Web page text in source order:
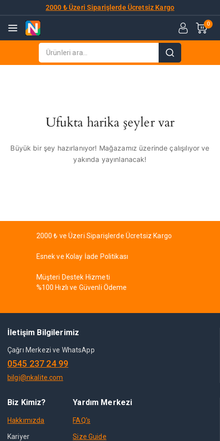
2000 ₺ Üzeri Siparişlerde Ücretsiz Kargo
0
Ufukta harika şeyler var
Büyük bir şey hazırlanıyor! Mağazamız üzerinde çalışılıyor ve
yakında yayınlanacak!
2000 ₺ ve Üzeri Siparişlerde Ücretsiz Kargo
Esnek ve Kolay İade Politikası
Müşteri Destek Hizmeti
%100 Hızlı ve Güvenli Ödeme
İletişim Bilgilerimiz
Çağrı Merkezi ve WhatsApp
0545 237 24 99
bilgi@nkalite.com
Biz Kimiz?
Hakkımızda
Kariyer
Yardım Merkezi
FAQ's
Size Guide